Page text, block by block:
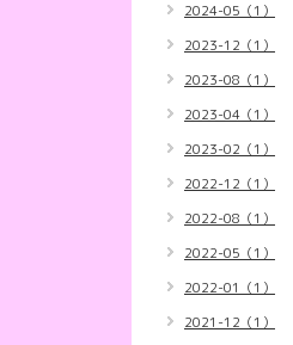
2024-05（1）
2023-12（1）
2023-08（1）
2023-04（1）
2023-02（1）
2022-12（1）
2022-08（1）
2022-05（1）
2022-01（1）
2021-12（1）